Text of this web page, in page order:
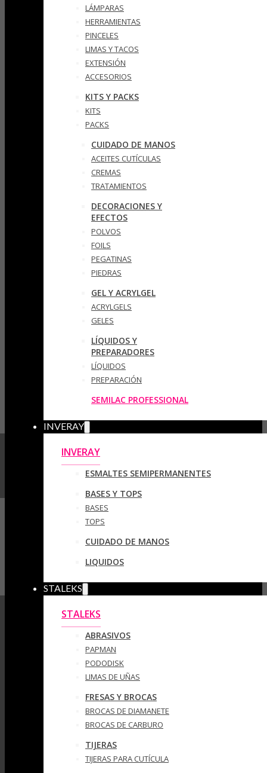
LÁMPARAS
HERRAMIENTAS
PINCELES
LIMAS Y TACOS
EXTENSIÓN
ACCESORIOS
KITS Y PACKS
KITS
PACKS
CUIDADO DE MANOS
ACEITES CUTÍCULAS
CREMAS
TRATAMIENTOS
DECORACIONES Y
EFECTOS
POLVOS
FOILS
PEGATINAS
PIEDRAS
GEL Y ACRYLGEL
ACRYLGELS
GELES
LÍQUIDOS Y
PREPARADORES
LÍQUIDOS
PREPARACIÓN
SEMILAC PROFESSIONAL
INVERAY
INVERAY
ESMALTES SEMIPERMANENTES
BASES Y TOPS
BASES
TOPS
CUIDADO DE MANOS
LIQUIDOS
STALEKS
STALEKS
ABRASIVOS
PAPMAN
PODODISK
LIMAS DE UÑAS
FRESAS Y BROCAS
BROCAS DE DIAMANETE
BROCAS DE CARBURO
TIJERAS
TIJERAS PARA CUTÍCULA